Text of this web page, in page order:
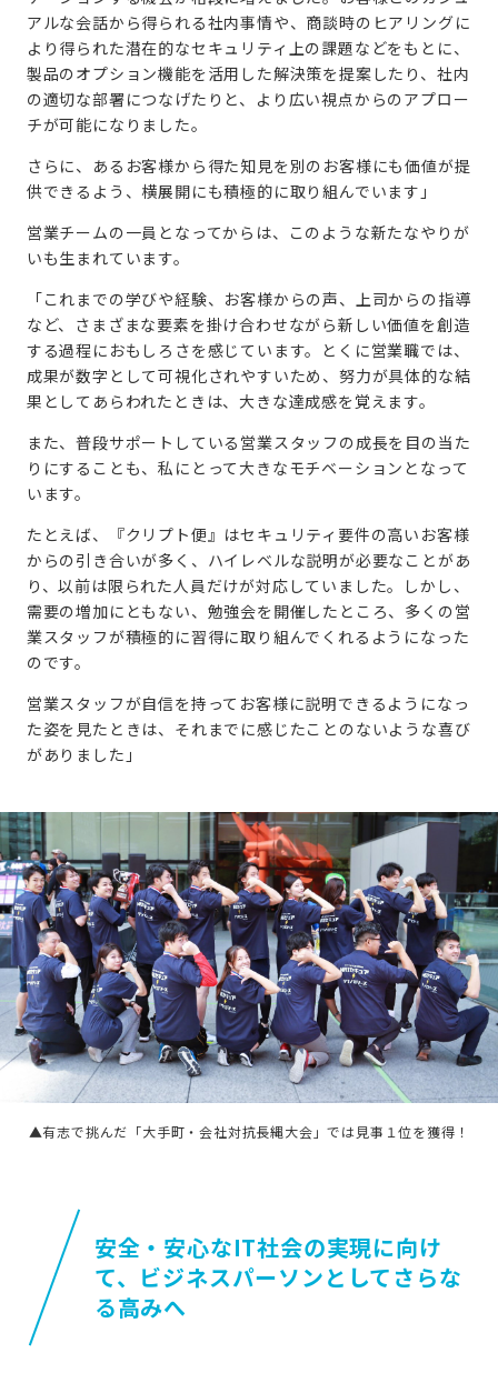
アルな会話から得られる社内事情や、商談時のヒアリングに
より得られた潜在的なセキュリティ上の課題などをもとに、
製品のオプション機能を活用した解決策を提案したり、社内
の適切な部署につなげたりと、より広い視点からのアプロー
チが可能になりました。
さらに、あるお客様から得た知見を別のお客様にも価値が提
供できるよう、横展開にも積極的に取り組んでいます」
営業チームの一員となってからは、このような新たなやりが
いも生まれています。
「これまでの学びや経験、お客様からの声、上司からの指導
など、さまざまな要素を掛け合わせながら新しい価値を創造
する過程におもしろさを感じています。とくに営業職では、
成果が数字として可視化されやすいため、努力が具体的な結
果としてあらわれたときは、大きな達成感を覚えます。
また、普段サポートしている営業スタッフの成長を目の当た
りにすることも、私にとって大きなモチベーションとなって
います。
たとえば、『クリプト便』はセキュリティ要件の高いお客様
からの引き合いが多く、ハイレベルな説明が必要なことがあ
り、以前は限られた人員だけが対応していました。しかし、
需要の増加にともない、勉強会を開催したところ、多くの営
業スタッフが積極的に習得に取り組んでくれるようになった
のです。
営業スタッフが自信を持ってお客様に説明できるようになっ
た姿を見たときは、それまでに感じたことのないような喜び
がありました」
▲有志で挑んだ「大手町・会社対抗長縄大会」では見事１位を獲得！
安全・安心なIT社会の実現に向け
て、 ビジネスパーソンとしてさらな
る高みへ